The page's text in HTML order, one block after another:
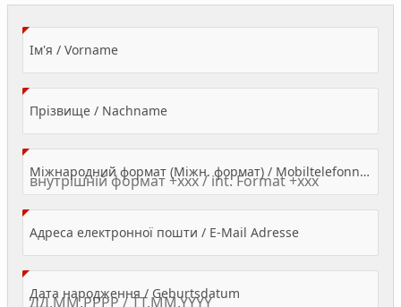
Ім'я / Vorname(Value Required)
Прізвище / Nachname(Value Required)
Міжнародний формат (Міжн. формат) / Mobiltelefonnummer
Адреса електронної пошти / E-Mail Adresse(Value Required)
Дата народження / Geburtsdatum